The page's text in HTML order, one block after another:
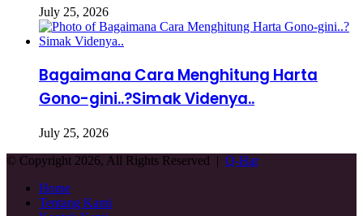
July 25, 2026
Bagaimana Cara Menghitung Harta
Gono-gini..?Simak Videnya..
July 25, 2026
© Copyright 2026, All Rights Reserved | Q-Har
Home
Tentang Kami